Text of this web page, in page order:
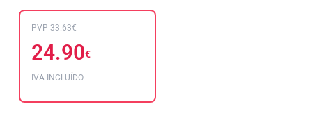
PVP 33.63€
24.90€
IVA INCLUÍDO